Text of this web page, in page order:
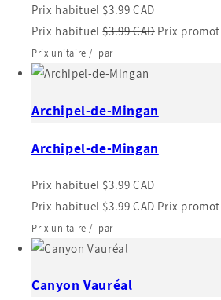
Prix habituel $3.99 CAD
Prix habituel $3.99 CAD Prix
Prix unitaire / par
Archipel-de-Mingan
Archipel-de-Mingan
Prix habituel $3.99 CAD
Prix habituel $3.99 CAD Prix
Prix unitaire / par
Canyon Vauréal